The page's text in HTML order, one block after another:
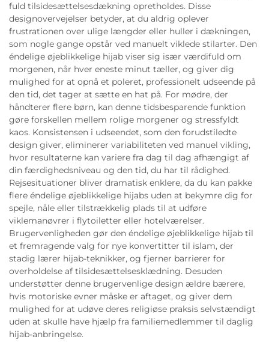
fuld tilsidesættelsesdækning opretholdes. Disse
designovervejelser betyder, at du aldrig oplever
frustrationen over ulige længder eller huller i dækningen,
som nogle gange opstår ved manuelt viklede stilarter. Den
éndelige øjeblikkelige hijab viser sig især værdifuld om
morgenen, når hver eneste minut tæller, og giver dig
mulighed for at opnå et poleret, professionelt udseende på
den tid, det tager at sætte en hat på. For mødre, der
håndterer flere børn, kan denne tidsbesparende funktion
gøre forskellen mellem rolige morgener og stressfyldt
kaos. Konsistensen i udseendet, som den forudstiledte
design giver, eliminerer variabiliteten ved manuel vikling,
hvor resultaterne kan variere fra dag til dag afhængigt af
din færdighedsniveau og den tid, du har til rådighed.
Rejsesituationer bliver dramatisk enklere, da du kan pakke
flere éndelige øjeblikkelige hijabs uden at bekymre dig for
spejle, nåle eller tilstrækkelig plads til at udføre
viklemanøvrer i flytoiletter eller hotelværelser.
Brugervenligheden gør den éndelige øjeblikkelige hijab til
et fremragende valg for nye konvertitter til islam, der
stadig lærer hijab-teknikker, og fjerner barrierer for
overholdelse af tilsidesættelsesklædning. Desuden
understøtter denne brugervenlige design ældre bærere,
hvis motoriske evner måske er aftaget, og giver dem
mulighed for at udøve deres religiøse praksis selvstændigt
uden at skulle have hjælp fra familiemedlemmer til daglig
hijab-anbringelse.